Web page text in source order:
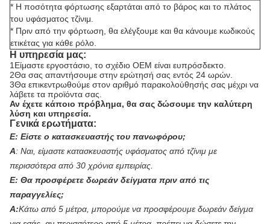
* Η ποσότητα φόρτωσης εξαρτάται από το βάρος και το πλάτος
του υφάσματος τζίνιμ.
* Πριν από την φόρτωση, θα ελέγξουμε και θα κάνουμε κωδικούς
ετικέτας για κάθε ρόλο.
Η υπηρεσία μας:
1Είμαστε εργοστάσιο, το σχέδιο OEM είναι ευπρόσδεκτο.
2Θα σας απαντήσουμε στην ερώτησή σας εντός 24 ωρών.
3Θα επικεντρωθούμε στον αριθμό παρακολούθησής σας μέχρι να
λάβετε τα προϊόντα σας.
Αν έχετε κάποιο πρόβλημα, θα σας δώσουμε την καλύτερη
λύση και υπηρεσία.
Γενικά ερωτήματα:
Ε: Είστε ο κατασκευαστής του πανωφόρου;
Α: Ναι, είμαστε κατασκευαστής υφάσματος από τζίνιμ με
περισσότερα από 30 χρόνια εμπειρίας.
Ε: Θα προσφέρετε δωρεάν δείγματα πριν από τις
παραγγελίες;
Α:Κάτω από 5 μέτρα, μπορούμε να προσφέρουμε δωρεάν δείγμα